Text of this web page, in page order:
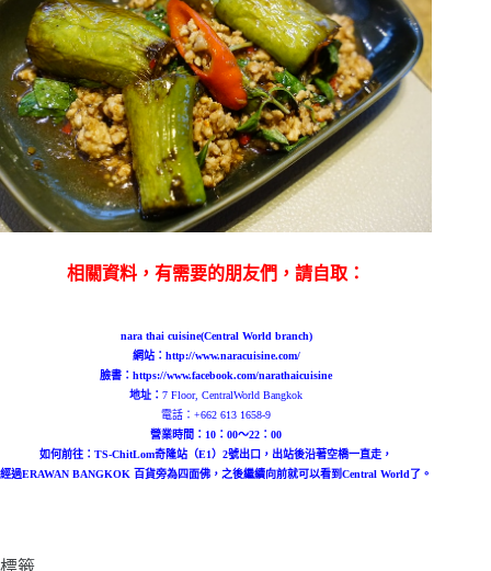
相關資料，有需要的朋友們，請自取：
nara thai cuisine(Central World branch)
網站：http://www.naracuisine.com/
臉書：https://www.facebook.com/narathaicuisine
地址：7 Floor, CentralWorld Bangkok
電話：+662 613 1658-9
營業時間：10：00～22：00
如何前往：TS-ChitLom奇隆站（E1）2號出口，出站後沿著空橋一直走，
經過ERAWAN BANGKOK 百貨旁為四面佛，之後繼續向前就可以看到Central World了。
標籤